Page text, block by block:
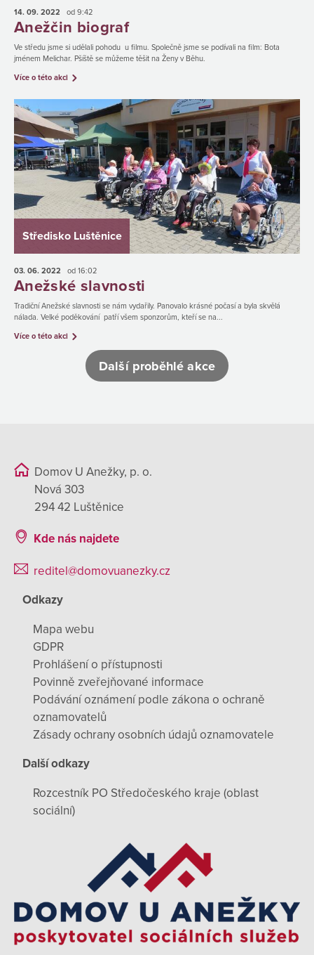
14. 09. 2022 od 9:42
Anežčin biograf
Ve středu jsme si udělali pohodu u filmu. Společně jsme se podívali na film: Bota
jménem Melichar. Pšíště se můžeme těšit na Ženy v Běhu.
Více o této akci
Středisko Luštěnice
03. 06. 2022 od 16:02
Anežské slavnosti
Tradiční Anežské slavnosti se nám vydařily. Panovalo krásné počasí a byla skvělá
nálada. Velké poděkování patří všem sponzorům, kteří se na...
Více o této akci
Další proběhlé akce
Domov U Anežky, p. o.
Nová 303
294 42 Luštěnice
Kde nás najdete
reditel@domovuanezky.cz
Odkazy
Mapa webu
GDPR
Prohlášení o přístupnosti
Povinně zveřejňované informace
Podávání oznámení podle zákona o ochraně
oznamovatelů
Zásady ochrany osobních údajů oznamovatele
Další odkazy
Rozcestník PO Středočeského kraje (oblast
sociální)